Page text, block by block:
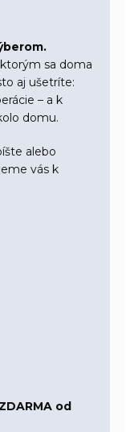
sa doma
aj ušetríte:
– a k
domu.
alebo
vás k
od